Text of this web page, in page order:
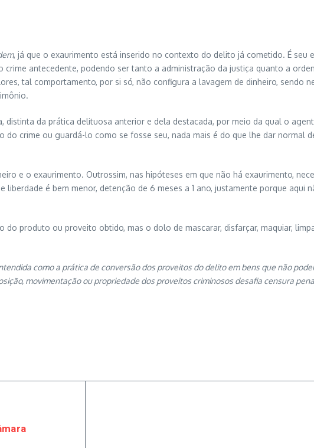
, já que o exaurimento está inserido no contexto do delito já cometido. É seu
antecedente, podendo ser tanto a administração da justiça quanto a
tal comportamento, por si só, não configura a lavagem de dinheiro, sendo
da prática delituosa anterior e dela destacada, por meio da qual o
crime ou guardá-lo como se fosse seu, nada mais é do que lhe dar normal
e o exaurimento. Outrossim, nas hipóteses em que não há exaurimento,
é bem menor, detenção de 6 meses a 1 ano, justamente porque aqui
produto ou proveito obtido, mas o dolo de mascarar, disfarçar, maquiar,
como a prática de conversão dos proveitos do delito em bens que não
movimentação ou propriedade dos proveitos criminosos desafia censura